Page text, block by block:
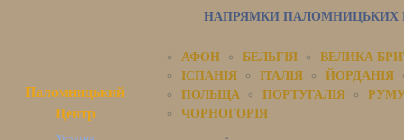
Паломницький
Центр
НАПРЯМКИ ПАЛОМНИЦЬКИХ
АФОН БЕЛЬГІЯ
ВЕЛИКА
ІСПАНІЯ
ІТАЛІЯ
ЙОРДАНІЯ
ПОЛЬЩА
ПОРТУГАЛІЯ
ЧОРНОГОРІЯ